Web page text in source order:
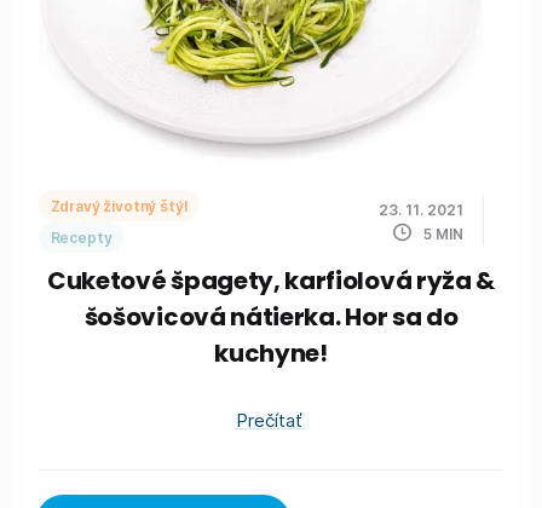
Zdravý životný štýl
Recepty
23. 11. 2021
5 MIN
Cuketové špagety, karfiolová ryža &
šošovicová nátierka. Hor sa do
kuchyne!
Prečítať